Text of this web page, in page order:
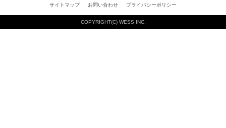
サイトマップ お問い合わせ プライバシーポリシー
COPYRIGHT(C) WESS INC.